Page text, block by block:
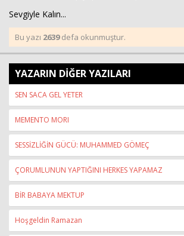
Sevgiyle Kalın...
Bu yazı 2639defa okunmuştur.
YAZARIN DİĞER YAZILARI
SEN SACA GEL YETER
MEMENTO MORI
SESSİZLİĞİN GÜCÜ: MUHAMMED GÖMEÇ
ÇORUMLUNUN YAPTIĞINI HERKES YAPAMAZ
BİR BABAYA MEKTUP
Hoşgeldin Ramazan